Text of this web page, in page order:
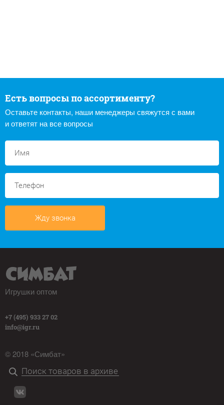
Есть вопросы по ассортименту?
Оставьте контакты, наши менеджеры свяжутся с вами
и ответят на все вопросы
Жду звонка
Игрушки оптом
+7 (495) 933 27 02
info@igr.ru
© 2018 «Симбат»